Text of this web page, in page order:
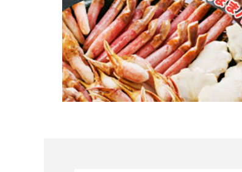
定期便
山形県 東根市 南陽市
茨城県 下妻市
栃木県 大田原市 鹿沼市